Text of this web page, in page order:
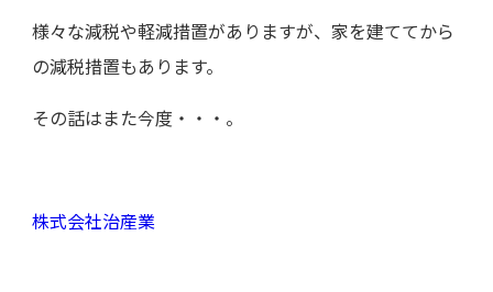
様々な減税や軽減措置がありますが、家を建ててから
の減税措置もあります。
その話はまた今度・・・。
株式会社治産業